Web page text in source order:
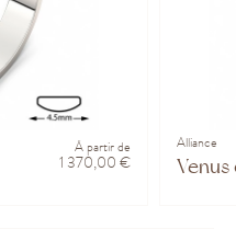
À partir de
1 370,00 €
Alliance